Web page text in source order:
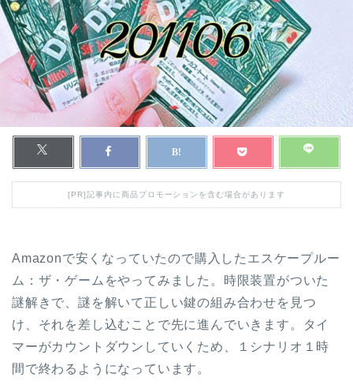
[PR]記事内に商品プロモーションを含む場合があります
Amazonで安くなっていたので購入したエスケープルー
ム：ザ・ゲームをやってみました。時限装置がついた
謎解きで、謎を解いて正しい鍵の組み合わせを見つ
け、それを差し込むことで先に進んでいきます。タイ
マーがカウントダウンしていくため、１シナリオ１時
間で終わるようになっています。